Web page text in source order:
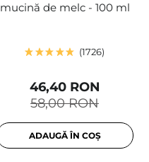
mucină de melc - 100 ml
1726
58,00 RON
46,40 RON
ADAUGĂ ÎN COȘ